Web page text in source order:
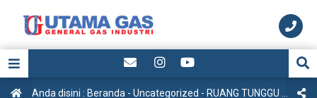
Anda disini : Beranda - Uncategorized - RUANG TUNGGU YANG NYAMAN